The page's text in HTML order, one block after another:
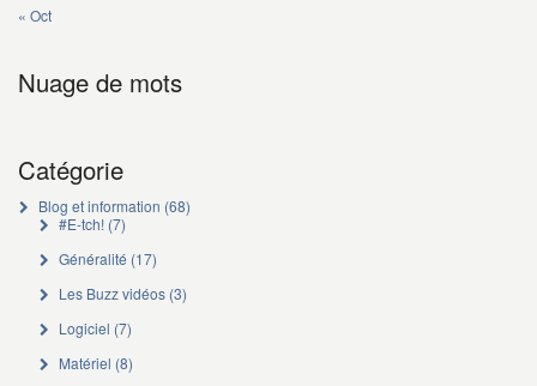
« Oct
Nuage de mots
Catégorie
Blog et information (68)
#E-tch!(7)
Généralité (17)
Les Buzz vidéos(3)
Logiciel (7)
Matériel (8)